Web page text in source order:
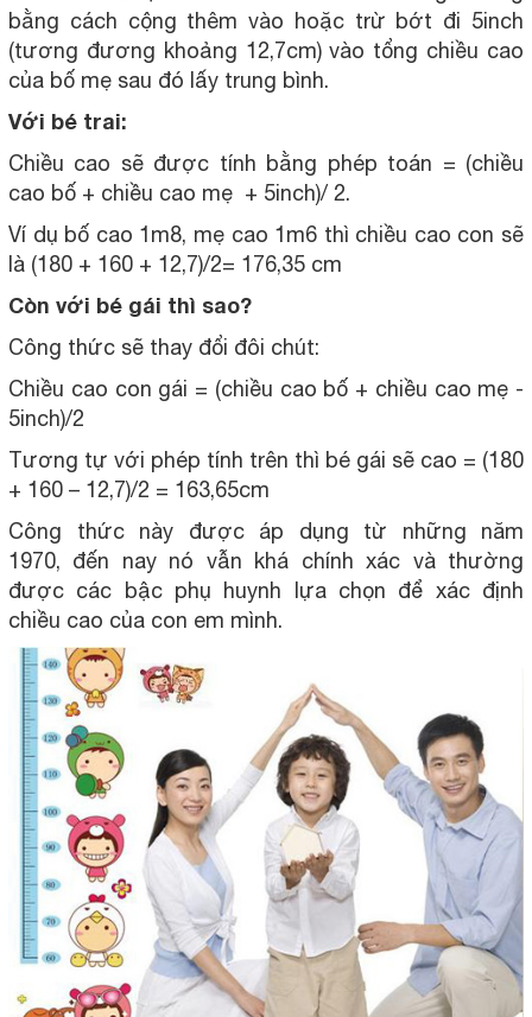
bằng cách cộng thêm vào hoặc trừ bớt đi 5inch
(tương đương khoảng 12,7cm) vào tổng chiều cao
của bố mẹ sau đó lấy trung bình.
Với bé trai:
Chiều cao sẽ được tính bằng phép toán = (chiều
cao bố + chiều cao mẹ + 5inch)/ 2.
Ví dụ bố cao 1m8, mẹ cao 1m6 thì chiều cao con sẽ
là (180 + 160 + 12,7)/2= 176,35 cm
Còn với bé gái thì sao?
Công thức sẽ thay đổi đôi chút:
Chiều cao con gái = (chiều cao bố + chiều cao mẹ -
5inch)/2
Tương tự với phép tính trên thì bé gái sẽ cao = (180
+ 160 – 12,7)/2 = 163,65cm
Công thức này được áp dụng từ những năm
1970, đến nay nó vẫn khá chính xác và thường
được các bậc phụ huynh lựa chọn để xác định
chiều cao của con em mình.